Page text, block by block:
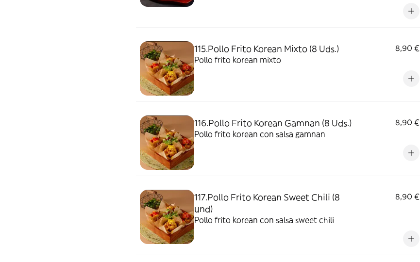
115.Pollo Frito Korean Mixto (8 Uds.)
8,90 €
Pollo frito korean mixto
116.Pollo Frito Korean Gamnan (8 Uds.)
8,90 €
Pollo frito korean con salsa gamnan
117.Pollo Frito Korean Sweet Chili (8
und)
8,90 €
Pollo frito korean con salsa sweet chili